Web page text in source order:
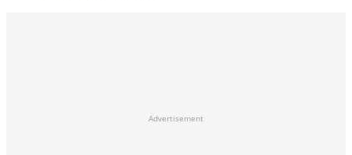
Advertisement